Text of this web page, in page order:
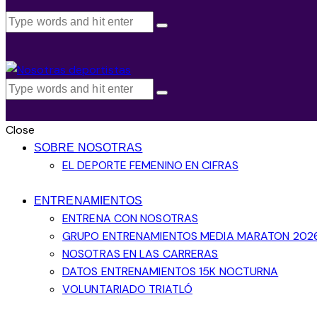
Close
SOBRE NOSOTRAS
EL DEPORTE FEMENINO EN CIFRAS
ENTRENAMIENTOS
ENTRENA CON NOSOTRAS
GRUPO ENTRENAMIENTOS MEDIA MARATON
NOSOTRAS EN LAS CARRERAS
DATOS ENTRENAMIENTOS 15K NOCTURNA
VOLUNTARIADO TRIATLÓ